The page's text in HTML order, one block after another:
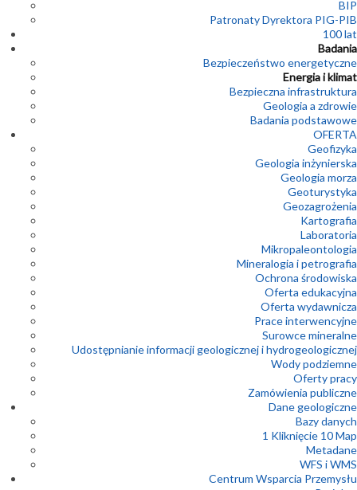
BIP
Patronaty Dyrektora PIG-PIB
100 lat
Badania
Bezpieczeństwo energetyczne
Energia i klimat
Bezpieczna infrastruktura
Geologia a zdrowie
Badania podstawowe
OFERTA
Geofizyka
Geologia inżynierska
Geologia morza
Geoturystyka
Geozagrożenia
Kartografia
Laboratoria
Mikropaleontologia
Mineralogia i petrografia
Ochrona środowiska
Oferta edukacyjna
Oferta wydawnicza
Prace interwencyjne
Surowce mineralne
Udostępnianie informacji geologicznej i hydrogeologicznej
Wody podziemne
Oferty pracy
Zamówienia publiczne
Dane geologiczne
Bazy danych
1 Kliknięcie 10 Map
Metadane
WFS i WMS
Centrum Wsparcia Przemysłu